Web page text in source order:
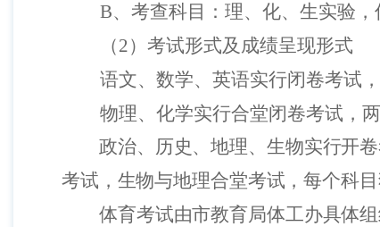
B、考查科目：理、化、生实验
（2）考试形式及成绩呈现形式
语文、数学、英语实行闭卷考试
物理、化学实行合堂闭卷考试，
政治、历史、地理、生物实行开
考试，生物与地理合堂考试，每个科
体育考试由市教育局体工办具体